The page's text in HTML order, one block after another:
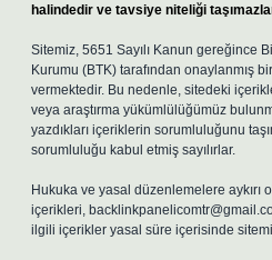
halindedir ve tavsiye niteliği
Sitemiz, 5651 Sayılı Kanun gereğince
Kurumu (BTK) tarafından onaylanmış
vermektedir. Bu nedenle, sitedeki
veya araştırma yükümlülüğümüz
yazdıkları içeriklerin sorumluluğunu
sorumluluğu kabul etmiş sayılırlar.
Hukuka ve yasal düzenlemelere
içerikleri,
ilgili içerikler yasal süre içerisinde